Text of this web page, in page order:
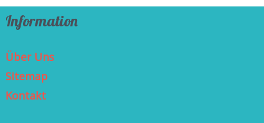
Information
Über Uns
Sitemap
Kontakt